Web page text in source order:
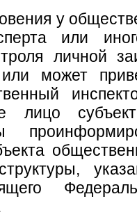
у
или
личной
может
лицо